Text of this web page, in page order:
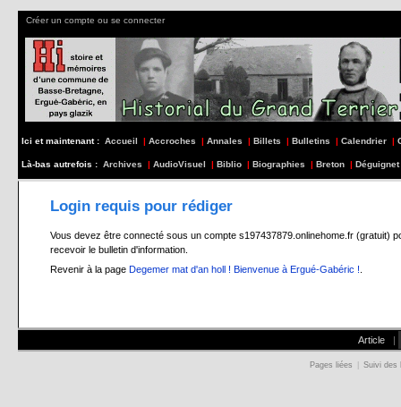
Créer un compte ou se connecter
Ici et maintenant : Accueil | Accroches | Annales | Billets | Bulletins | Calendrier |
Là-bas autrefois : Archives | AudioVisuel | Biblio | Biographies | Breton | Déguignet
Login requis pour rédiger
Vous devez être connecté sous un compte s197437879.onlinehome.fr (gratuit)
recevoir le bulletin d'information.
Revenir à la page Degemer mat d'an holl ! Bienvenue à Ergué-Gabéric !
Article |
Pages liées Suivi des